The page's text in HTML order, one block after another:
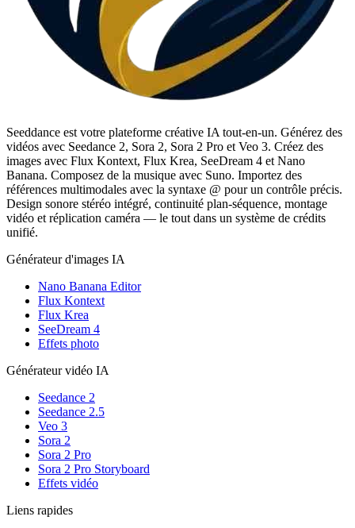
Seeddance est votre plateforme créative IA tout-en-un. Générez des
vidéos avec Seedance 2, Sora 2, Sora 2 Pro et Veo 3. Créez des
images avec Flux Kontext, Flux Krea, SeeDream 4 et Nano
Banana. Composez de la musique avec Suno. Importez des
références multimodales avec la syntaxe @ pour un contrôle précis.
Design sonore stéréo intégré, continuité plan-séquence, montage
vidéo et réplication caméra — le tout dans un système de crédits
unifié.
Générateur d'images IA
Nano Banana Editor
Flux Kontext
Flux Krea
SeeDream 4
Effets photo
Générateur vidéo IA
Seedance 2
Seedance 2.5
Veo 3
Sora 2
Sora 2 Pro
Sora 2 Pro Storyboard
Effets vidéo
Liens rapides